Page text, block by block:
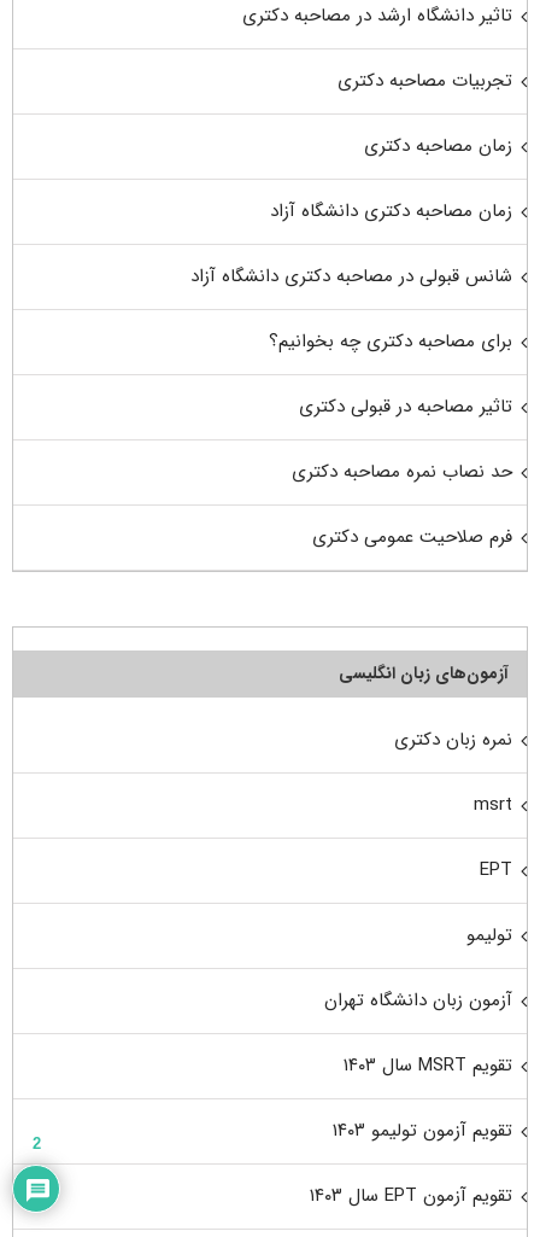
تاثیر دانشگاه ارشد در مصاحبه دکتری
تجربیات مصاحبه دکتری
زمان مصاحبه دکتری
زمان مصاحبه دکتری دانشگاه آزاد
شانس قبولی در مصاحبه دکتری دانشگاه آزاد
برای مصاحبه دکتری چه بخوانیم؟
تاثیر مصاحبه در قبولی دکتری
حد نصاب نمره مصاحبه دکتری
فرم صلاحیت عمومی دکتری
آزمون‌های زبان انگلیسی
نمره زبان دکتری
msrt
EPT
تولیمو
آزمون زبان دانشگاه تهران
تقویم MSRT سال ۱۴۰۳
تقویم آزمون تولیمو ۱۴۰۳
تقویم آزمون EPT سال ۱۴۰۳
2